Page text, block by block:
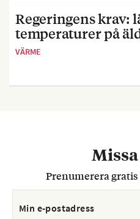
Regeringens krav:
temperaturer på
VÄRME
Prenumerera